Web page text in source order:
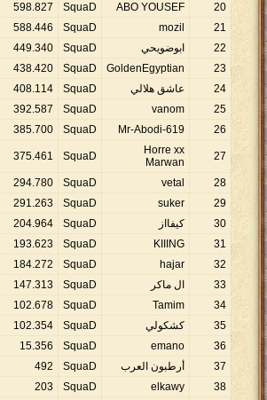
20
ABO YOUSEF
SquaD
598.827
21
mozil
SquaD
588.446
22
ابوضويحي SquaD
449.340
23
GoldenEgyptian
SquaD
438.420
24
عاشق هلالي SquaD
408.114
25
vanom
SquaD
392.587
26
Mr-Abodi-619
SquaD
385.700
27
Horre xx
Marwan
SquaD
375.461
28
vetal
SquaD
294.780
29
suker
SquaD
291.263
30
كيفااز SquaD
204.964
31
KIIING
SquaD
193.623
32
hajar
SquaD
184.272
33
ال ماكر SquaD
147.313
34
Tamim
SquaD
102.678
35
كشكولي SquaD
102.354
36
emano
SquaD
15.356
37
أرطبون العرب SquaD
492
38
elkawy
SquaD
203